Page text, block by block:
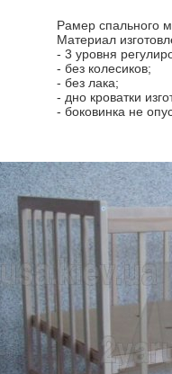
Рамер спального
Материал
- 3 уровня
- без колесиков;
- без лака;
- дно кроватки
- боковинка не